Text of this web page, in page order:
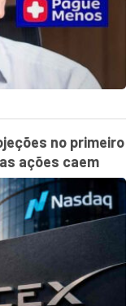
no primeiro
ações caem